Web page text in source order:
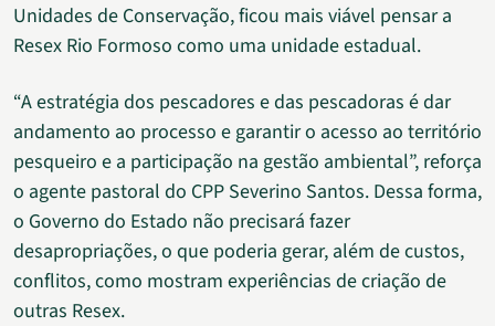
Unidades de Conservação, ficou mais viável pensar a
Resex Rio Formoso como uma unidade estadual.
“A estratégia dos pescadores e das pescadoras é dar
andamento ao processo e garantir o acesso ao território
pesqueiro e a participação na gestão ambiental”, reforça
o agente pastoral do CPP Severino Santos. Dessa forma,
o Governo do Estado não precisará fazer
desapropriações, o que poderia gerar, além de custos,
conflitos, como mostram experiências de criação de
outras Resex.